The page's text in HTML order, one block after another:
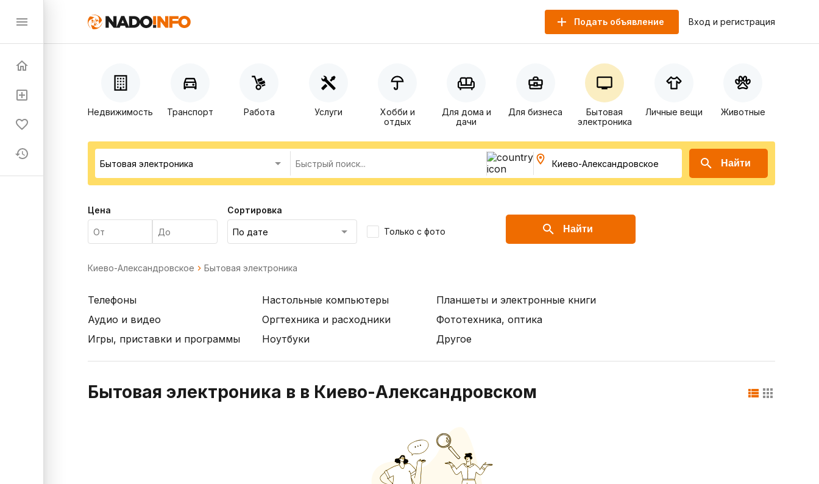
Подать объявление Вход и регистрация
Недвижимость Транспорт Работа Услуги
Хобби и
отдых
Для дома и
дачи
Для бизнеса
Бытовая
электроника
Личные вещи Животные
Найти
Цена Сортировка
Только с фото Найти
Киево-Александровское Бытовая электроника
Телефоны
Аудио и видео
Игры, приставки и программы
Настольные компьютеры
Оргтехника и расходники
Ноутбуки
Планшеты и электронные книги
Фототехника, оптика
Другое
Бытовая электроника в в Киево-Александровском